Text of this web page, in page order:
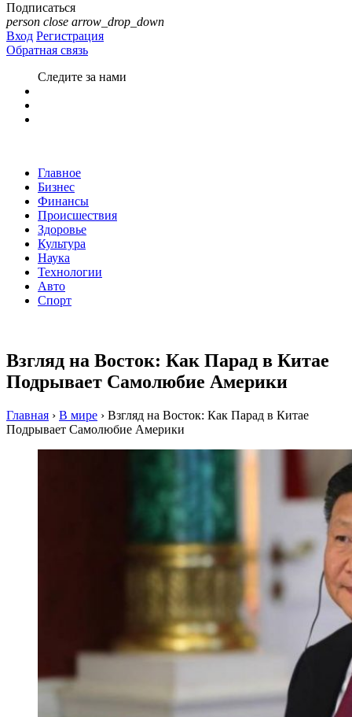
Подписаться
person close arrow_drop_down
Вход Регистрация
Обратная связь
Следите за нами
Главное
Бизнес
Финансы
Происшествия
Здоровье
Культура
Наука
Технологии
Авто
Спорт
Взгляд на Восток: Как Парад в Китае
Подрывает Самолюбие Америки
Главная › В мире › Взгляд на Восток: Как Парад в Китае
Подрывает Самолюбие Америки